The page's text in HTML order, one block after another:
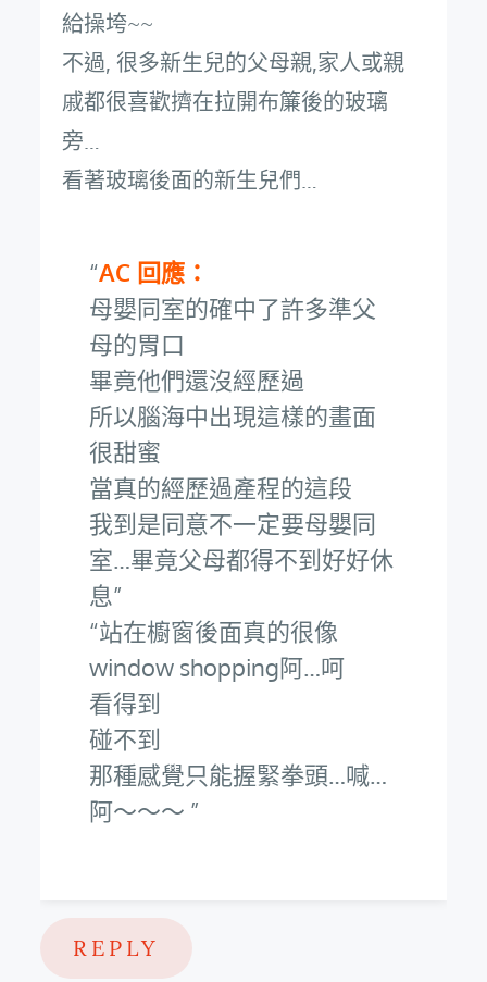
給操垮~~
不過, 很多新生兒的父母親,家人或親
戚都很喜歡擠在拉開布簾後的玻璃
旁…
看著玻璃後面的新生兒們…
AC 回應：
母嬰同室的確中了許多準父
母的胃口
畢竟他們還沒經歷過
所以腦海中出現這樣的畫面
很甜蜜
當真的經歷過產程的這段
我到是同意不一定要母嬰同
室…畢竟父母都得不到好好休
息
站在櫥窗後面真的很像
window shopping阿…呵
看得到
碰不到
那種感覺只能握緊拳頭…喊…
阿～～～
REPLY